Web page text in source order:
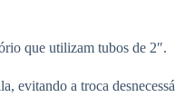
que utilizam tubos de 2″.
evitando a troca